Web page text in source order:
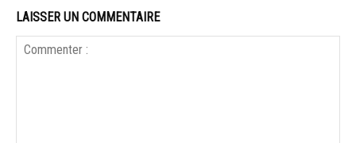
LAISSER UN COMMENTAIRE